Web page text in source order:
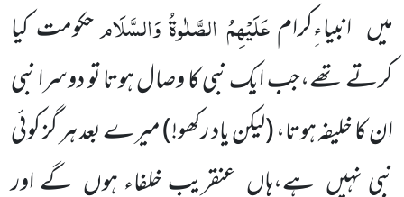
میں انبیاءِکرامعَلَیْہِمُ الصَّلٰوۃُ وَالسَّلَامحکومت کیا
کرتے تھے،جب ایک نبی کا وصال ہوتا تو دوسرا نبی
ان کا خلیفہ ہوتا،(لیکن یاد رکھو!)میرے بعد ہر گز کوئی
نبی نہیں ہے،ہاں عنقریب خلفاء ہوں گے اور